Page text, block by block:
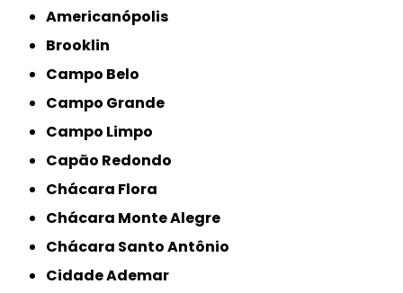
Americanópolis
Brooklin
Campo Belo
Campo Grande
Campo Limpo
Capão Redondo
Chácara Flora
Chácara Monte Alegre
Chácara Santo Antônio
Cidade Ademar